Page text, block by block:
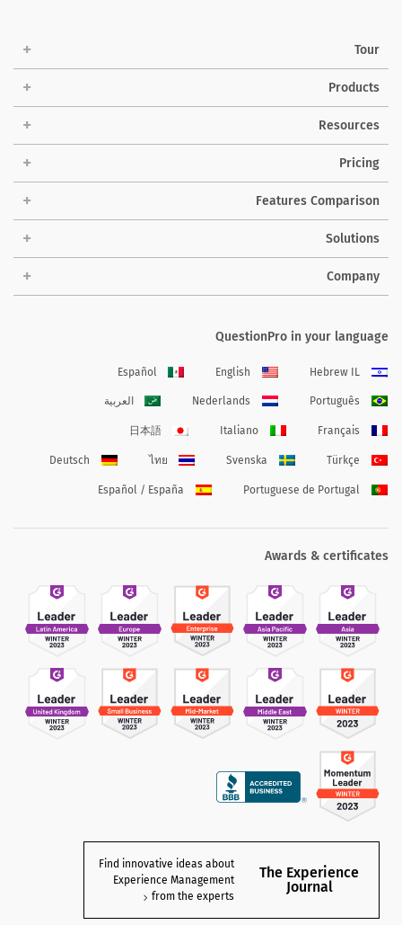
Tour
Products
Resources
Pricing
Features Comparison
Solutions
Company
QuestionPro in your language
Hebrew IL
English
Español
Português
Nederlands العربية
Français
Italiano
日本語
Türkçe
Svenska
ไทย
Deutsch
Portuguese de Portugal
Español / España
Awards & certificates
The Experience
Journal
Find innovative ideas about
Experience Management
from the experts